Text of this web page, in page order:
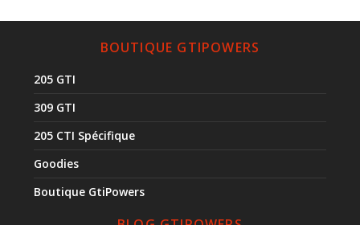
BOUTIQUE GTIPOWERS
205 GTI
309 GTI
205 CTI Spécifique
Goodies
Boutique GtiPowers